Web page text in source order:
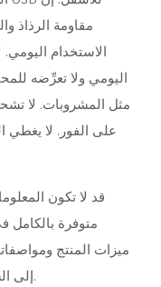
مقاومة الرذاذ
الاستخدام اليومي.
اليومي ولا تعرِّضه
مثل المشروبات. لا
على الفور. لا يغطي
متوفرة بالكامل
ميزات المنتج
إلى السوق المحلي للحصول على المعلومات.